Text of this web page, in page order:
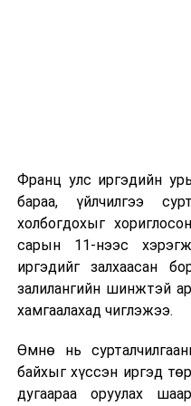
2026 оны 9
дотуур байранд
Сургууль,
зохицуулалт
2026 оны 8
байранд элсэлт,
арга хэмжээ
Франц улс иргэдийн
бараа, үйлчилгээ
холбогдохыг
сарын 11-нээс
иргэдийг залхаасан
залилангийн шинжтэй
хамгаалахад чиглэжээ.
Өмнө нь
байхыг хүссэн иргэд
дугаараа оруулах